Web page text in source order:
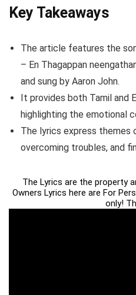
Key Takeaways
The article features the
– En Thagappan
and sung by Aaron John.
It provides both Tamil and
highlighting the emotional
The lyrics express themes
overcoming troubles, and
The Lyrics are the property
Owners Lyrics here are For
only!